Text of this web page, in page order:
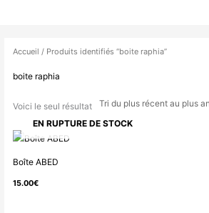
Accueil / Produits identifiés “boite raphia”
boite raphia
Voici le seul résultat
EN RUPTURE DE STOCK
Boîte ABED
15.00€